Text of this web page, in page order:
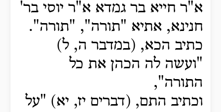
א"ר חייא בר גמדא א"ר יוסי בר'
חנינא, אתיא "תורה", "תורה".
כתיב הכא, (במדבר ה, ל)
"ועשה לה הכהן את כל
התורה",
וכתיב התם, (דברים יז, יא) "על